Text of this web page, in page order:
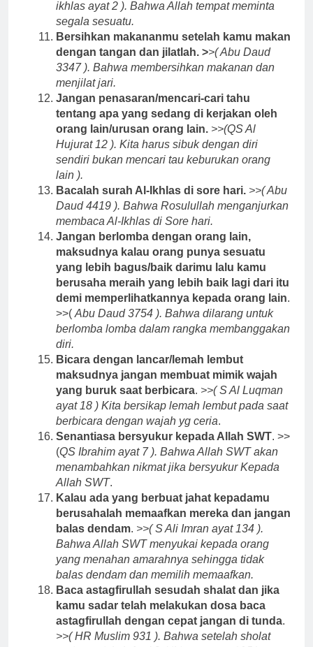
ikhlas ayat 2 ). Bahwa Allah tempat meminta
segala sesuatu.
Bersihkan makananmu setelah kamu makan
dengan tangan dan jilatlah. >>( Abu Daud
3347 ). Bahwa membersihkan makanan dan
menjilat jari.
Jangan penasaran/mencari-cari tahu
tentang apa yang sedang di kerjakan oleh
orang lain/urusan orang lain. >>(QS Al
Hujurat 12 ). Kita harus sibuk dengan diri
sendiri bukan mencari tau keburukan orang
lain ).
Bacalah surah Al-Ikhlas di sore hari. >>( Abu
Daud 4419 ). Bahwa Rosulullah menganjurkan
membaca Al-Ikhlas di Sore hari.
Jangan berlomba dengan orang lain,
maksudnya kalau orang punya sesuatu
yang lebih bagus/baik darimu lalu kamu
berusaha meraih yang lebih baik lagi dari itu
demi memperlihatkannya kepada orang lain.
>>( Abu Daud 3754 ). Bahwa dilarang untuk
berlomba lomba dalam rangka membanggakan
diri.
Bicara dengan lancar/lemah lembut
maksudnya jangan membuat mimik wajah
yang buruk saat berbicara. >>( S Al Luqman
ayat 18 ) Kita bersikap lemah lembut pada saat
berbicara dengan wajah yg ceria.
Senantiasa bersyukur kepada Allah SWT. >>
(QS Ibrahim ayat 7 ). Bahwa Allah SWT akan
menambahkan nikmat jika bersyukur Kepada
Allah SWT.
Kalau ada yang berbuat jahat kepadamu
berusahalah memaafkan mereka dan jangan
balas dendam. >>( S Ali Imran ayat 134 ).
Bahwa Allah SWT menyukai kepada orang
yang menahan amarahnya sehingga tidak
balas dendam dan memilih memaafkan.
Baca astagfirullah sesudah shalat dan jika
kamu sadar telah melakukan dosa baca
astagfirullah dengan cepat jangan di tunda.
>>( HR Muslim 931 ). Bahwa setelah sholat